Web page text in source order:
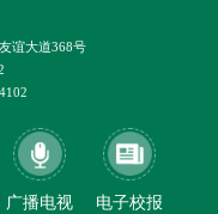
谊大道368号
广播电视 电子校报